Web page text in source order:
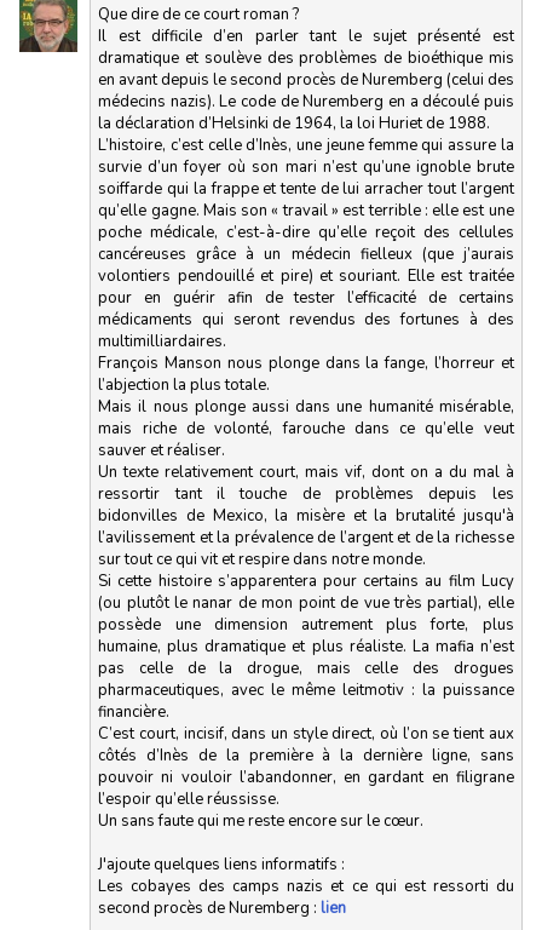
Que dire de ce court roman ?
Il est difficile d’en parler tant le sujet présenté est
dramatique et soulève des problèmes de bioéthique mis
en avant depuis le second procès de Nuremberg (celui des
médecins nazis). Le code de Nuremberg en a découlé puis
la déclaration d’Helsinki de 1964, la loi Huriet de 1988.
L’histoire, c’est celle d’Inès, une jeune femme qui assure la
survie d’un foyer où son mari n’est qu’une ignoble brute
soiffarde qui la frappe et tente de lui arracher tout l’argent
qu’elle gagne. Mais son « travail » est terrible : elle est une
poche médicale, c’est-à-dire qu’elle reçoit des cellules
cancéreuses grâce à un médecin fielleux (que j’aurais
volontiers pendouillé et pire) et souriant. Elle est traitée
pour en guérir afin de tester l’efficacité de certains
médicaments qui seront revendus des fortunes à des
multimilliardaires.
François Manson nous plonge dans la fange, l’horreur et
l’abjection la plus totale.
Mais il nous plonge aussi dans une humanité misérable,
mais riche de volonté, farouche dans ce qu’elle veut
sauver et réaliser.
Un texte relativement court, mais vif, dont on a du mal à
ressortir tant il touche de problèmes depuis les
bidonvilles de Mexico, la misère et la brutalité jusqu'à
l’avilissement et la prévalence de l’argent et de la richesse
sur tout ce qui vit et respire dans notre monde.
Si cette histoire s’apparentera pour certains au film Lucy
(ou plutôt le nanar de mon point de vue très partial), elle
possède une dimension autrement plus forte, plus
humaine, plus dramatique et plus réaliste. La mafia n’est
pas celle de la drogue, mais celle des drogues
pharmaceutiques, avec le même leitmotiv : la puissance
financière.
C’est court, incisif, dans un style direct, où l’on se tient aux
côtés d’Inès de la première à la dernière ligne, sans
pouvoir ni vouloir l’abandonner, en gardant en filigrane
l’espoir qu’elle réussisse.
Un sans faute qui me reste encore sur le cœur.
J'ajoute quelques liens informatifs :
Les cobayes des camps nazis et ce qui est ressorti du
second procès de Nuremberg :lien